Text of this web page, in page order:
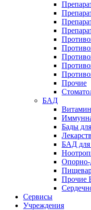
Прочие
БАД
Бады
БАД для
Опорно-
Прочие
Сервисы
Учреждения